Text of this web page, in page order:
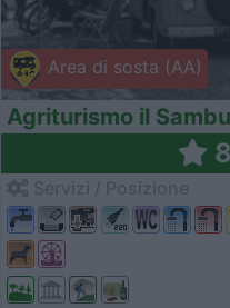
Area di sosta (AA)
Agriturismo il
8